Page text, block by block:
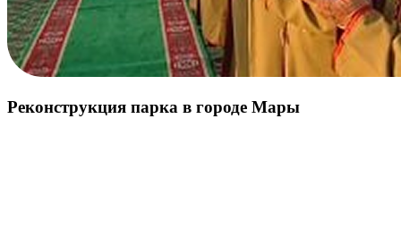
Реконструкция парка в городе Мары